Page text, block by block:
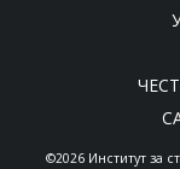
©2026 Институт за